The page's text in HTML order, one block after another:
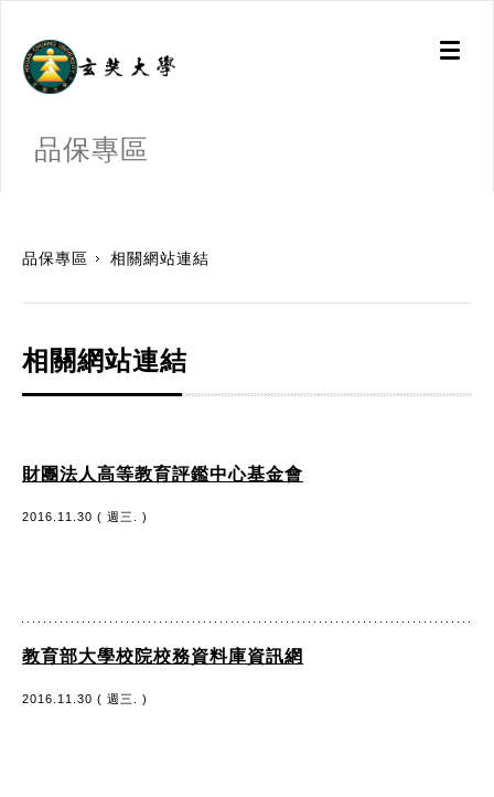
Toggle
品保專區
品保專區 相關網站連結
相關網站連結
財團法人高等教育評鑑中心基金會
2016.11.30 ( 週三. )
教育部大學校院校務資料庫資訊網
2016.11.30 ( 週三. )